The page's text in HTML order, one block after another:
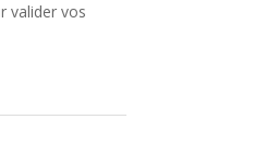
valider vos